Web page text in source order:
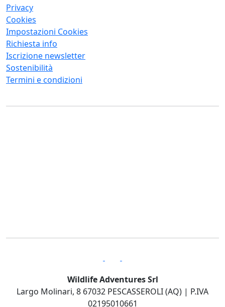
Privacy
Cookies
Impostazioni Cookies
Richiesta info
Iscrizione newsletter
Sostenibilità
Termini e condizioni
Wildlife Adventures Srl
Largo Molinari, 8 67032 PESCASSEROLI (AQ) | P.IVA
02195010661